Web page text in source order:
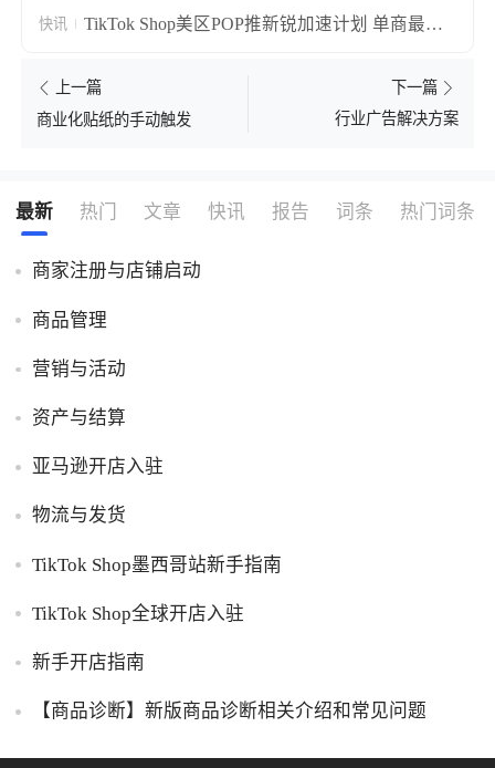
贵十倍仍卖断货
快讯
TikTok Shop美区POP推新锐加速计划 单商最高
上一篇
商业化贴纸的手动触发
下一篇
行业广告解决方案
最新 热门 文章 快讯 报告 词条 热门词条
商家注册与店铺启动
商品管理
营销与活动
资产与结算
亚马逊开店入驻
物流与发货
TikTok Shop墨西哥站新手指南
TikTok Shop全球开店入驻
新手开店指南
【商品诊断】新版商品诊断相关介绍和常见问题